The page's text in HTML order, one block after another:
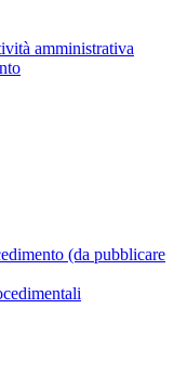
amministrativa
(da pubblicare